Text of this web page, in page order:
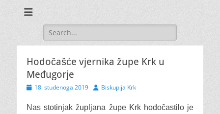
Search
for:
Hodočašće vjernika župe Krk u
Međugorje
Posted18. studenoga 2019 AuthorBiskupija Krk
Nas stotinjak župljana župe Krk hodočastilo je